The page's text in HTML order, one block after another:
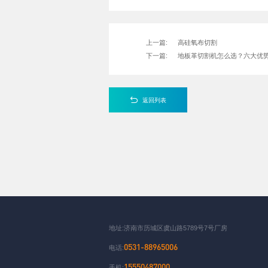
上一篇:
高硅氧布切割
下一篇:
地板革切割机怎么选？六大优
返回列表
地址:济南市历城区虞山路5789号7号厂房
电话:0531-88965006